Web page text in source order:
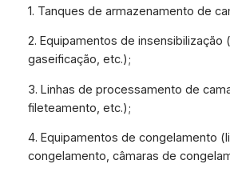
1. Tanques de armazenamento de
2. Equipamentos de insensibilização
gaseificação, etc.);
3. Linhas de processamento de
fileteamento, etc.);
4. Equipamentos de congelamento
congelamento, câmaras de